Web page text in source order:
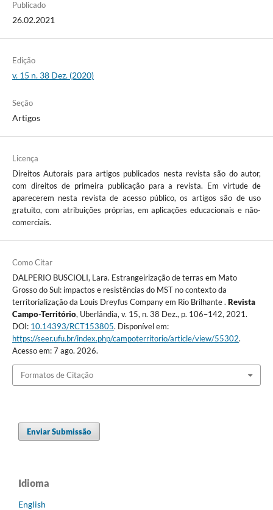
Publicado
26.02.2021
Edição
v. 15 n. 38 Dez. (2020)
Seção
Artigos
Licença
Direitos Autorais para artigos publicados nesta revista são do autor,
com direitos de primeira publicação para a revista. Em virtude de
aparecerem nesta revista de acesso público, os artigos são de uso
gratuito, com atribuições próprias, em aplicações educacionais e não-
comerciais.
Como Citar
DALPERIO BUSCIOLI, Lara. Estrangeirização de terras em Mato
Grosso do Sul: impactos e resistências do MST no contexto da
territorialização da Louis Dreyfus Company em Rio Brilhante . Revista
Campo-Território, Uberlândia, v. 15, n. 38 Dez., p. 106–142, 2021.
DOI: 10.14393/RCT153805. Disponível em:
https://seer.ufu.br/index.php/campoterritorio/article/view/55302.
Acesso em: 7 ago. 2026.
Formatos de Citação
Enviar Submissão
Idioma
English